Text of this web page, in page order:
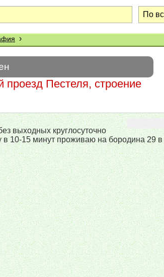
›
Пестеля, строение
выходных круглосуточно
в 10-15 минут проживаю на бородина 29